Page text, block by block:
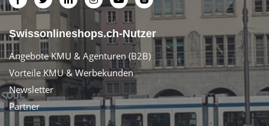
Swissonlineshops.ch-Nutzer
Angebote KMU & Agenturen (B2B)
Vorteile KMU & Werbekunden
Newsletter
Partner